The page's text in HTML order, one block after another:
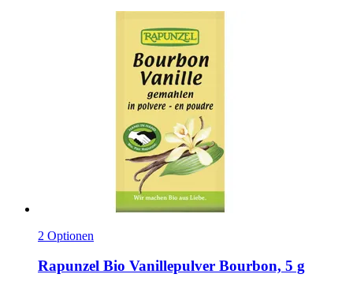
2 Optionen
Rapunzel Bio Vanillepulver Bourbon, 5 g